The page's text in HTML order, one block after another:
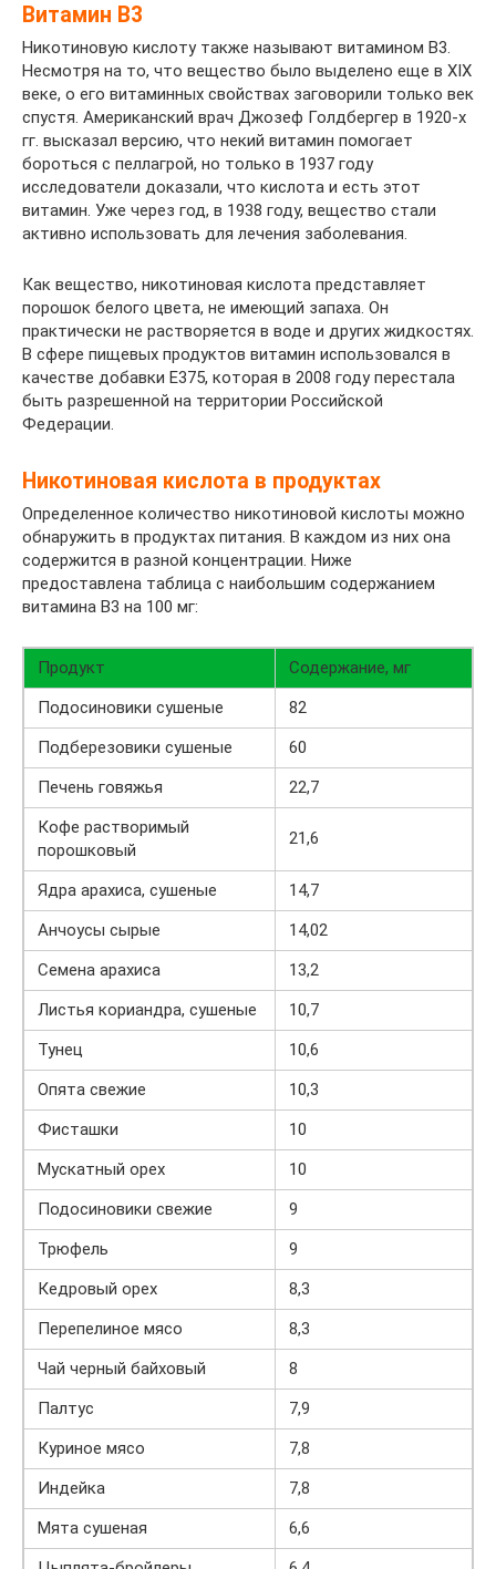
Витамин B3
Никотиновую кислоту также называют витамином B3.
Несмотря на то, что вещество было выделено еще в XIX
веке, о его витаминных свойствах заговорили только век
спустя. Американский врач Джозеф Голдбергер в 1920-х
гг. высказал версию, что некий витамин помогает
бороться с пеллагрой, но только в 1937 году
исследователи доказали, что кислота и есть этот
витамин. Уже через год, в 1938 году, вещество стали
активно использовать для лечения заболевания.
Как вещество, никотиновая кислота представляет
порошок белого цвета, не имеющий запаха. Он
практически не растворяется в воде и других жидкостях.
В сфере пищевых продуктов витамин использовался в
качестве добавки E375, которая в 2008 году перестала
быть разрешенной на территории Российской
Федерации.
Никотиновая кислота в продуктах
Определенное количество никотиновой кислоты можно
обнаружить в продуктах питания. В каждом из них она
содержится в разной концентрации. Ниже
предоставлена таблица с наибольшим содержанием
витамина B3 на 100 мг:
Продукт
Содержание, мг
Подосиновики сушеные
82
Подберезовики сушеные
60
Печень говяжья
22,7
Кофе растворимый
порошковый
21,6
Ядра арахиса, сушеные
14,7
Анчоусы сырые
14,02
Семена арахиса
13,2
Листья кориандра, сушеные
10,7
Тунец
10,6
Опята свежие
10,3
Фисташки
10
Мускатный орех
10
Подосиновики свежие
9
Трюфель
9
Кедровый орех
8,3
Перепелиное мясо
8,3
Чай черный байховый
8
Палтус
7,9
Куриное мясо
7,8
Индейка
7,8
Мята сушеная
6,6